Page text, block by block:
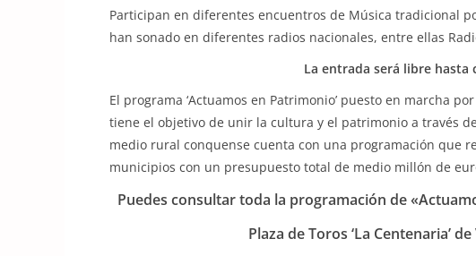
Participan en diferentes encuentros de Música tradicional
han sonado en diferentes radios nacionales, entre ellas
La entrada será libre hasta
El programa ‘Actuamos en Patrimonio’ puesto en marcha
tiene el objetivo de unir la cultura y el patrimonio a través
medio rural conquense cuenta con una programación que
municipios con un presupuesto total de medio millón de
Puedes consultar toda la programación de
Plaza de Toros ‘La Centenaria’